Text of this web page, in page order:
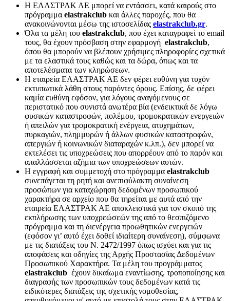
Η ΕΛΑΣΤΡΑΚ ΑΕ μπορεί να εντάσσει, κατά καιρούς στο
πρόγραμμα elastrakclub και άλλες παροχές, που θα
ανακοινώνονται μέσω της ιστοσελίδας elastrakclub.gr.
Όλα τα μέλη του elastrakclub, που έχει καταγραφεί το email
τους, θα έχουν πρόσβαση στην εφαρμογή elastrakclub,
όπου θα μπορούν να βλέπουν χρήσιμες πληροφορίες σχετικά
με τα ελαστικά τους καθώς και τα δώρα, όπως και τα
αποτελέσματα των κληρώσεων.
Η εταιρεία ΕΛΑΣΤΡΑΚ ΑΕ δεν φέρει ευθύνη για τυχόν
εκτυπωτικά λάθη στους παρόντες όρους. Επίσης, δε φέρει
καμία ευθύνη εφόσον, για λόγους αναγόμενους σε
περιστατικό που συνιστά ανωτέρα βία (ενδεικτικά δε λόγω
φυσικών καταστροφών, πολέμου, τρομοκρατικών ενεργειών
ή απειλών για τρομοκρατική ενέργεια, ατυχημάτων,
πυρκαγιών, πλημμυρών ή άλλων φυσικών καταστροφών,
απεργιών ή κοινωνικών διαταραχών κ.λπ.), δεν μπορεί να
εκτελέσει τις υποχρεώσεις που απορρέουν από το παρόν και
απαλλάσσεται αζήμια των υποχρεώσεων αυτών.
Η εγγραφή και συμμετοχή στο πρόγραμμα elastrakclub
συνεπάγεται τη ρητή και ανεπιφύλακτη συναίνεση
προσώπων για καταχώρηση δεδομένων προσωπικού
χαρακτήρα σε αρχείο που θα τηρείται με αυτά από την
εταιρεία ΕΛΑΣΤΡΑΚ ΑΕ αποκλειστικά για τον σκοπό της
εκπλήρωσης των υποχρεώσεών της από το θεσπιζόμενο
πρόγραμμα και τη διενέργεια προωθητικών ενεργειών
(εφόσον γι’ αυτό έχει δοθεί ιδιαίτερη συναίνεση), σύμφωνα
με τις διατάξεις του Ν. 2472/1997 όπως ισχύει και για τις
αποφάσεις και οδηγίες της Αρχής Προστασίας Δεδομένων
Προσωπικού Χαρακτήρα. Τα μέλη του προγράμματος
elastrakclub έχουν δικαίωμα εναντίωσης, τροποποίησης και
διαγραφής των προσωπικών τους δεδομένων κατά τις
ειδικότερες διατάξεις της σχετικής νομοθεσίας,